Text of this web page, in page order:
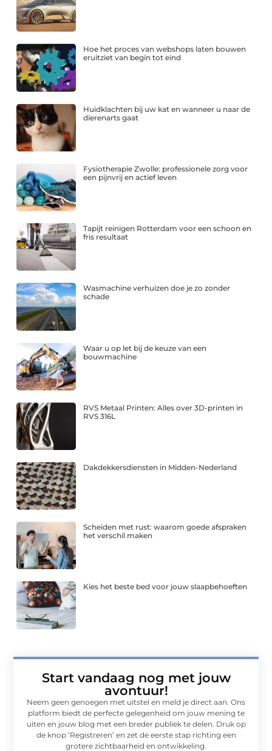
Hoe het proces van webshops laten bouwen
eruitziet van begin tot eind
Huidklachten bij uw kat en wanneer u naar de
dierenarts gaat
Fysiotherapie Zwolle: professionele zorg voor
een pijnvrij en actief leven
Tapijt reinigen Rotterdam voor een schoon en
fris resultaat
Wasmachine verhuizen doe je zo zonder
schade
Waar u op let bij de keuze van een
bouwmachine
RVS Metaal Printen: Alles over 3D-printen in
RVS 316L
Dakdekkersdiensten in Midden-Nederland
Scheiden met rust: waarom goede afspraken
het verschil maken
Kies het beste bed voor jouw slaapbehoeften
Start vandaag nog met jouw
avontuur!
Neem geen genoegen met uitstel en meld je direct aan. Ons
platform biedt de perfecte gelegenheid om jouw mening te
uiten en jouw blog met een breder publiek te delen. Druk op
de knop ‘Registreren’ en zet de eerste stap richting een
grotere zichtbaarheid en ontwikkeling.